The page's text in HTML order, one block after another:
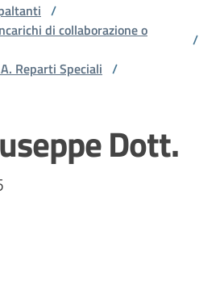
/
di collaborazione o
/
Reparti Speciali /
Dott.